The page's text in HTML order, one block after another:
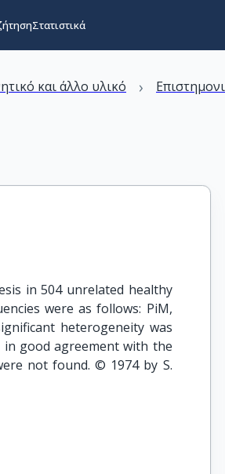
Στατιστικά
και άλλο υλικό ›
in 504 unrelated healthy
were as follows: PiM,
heterogeneity was
good agreement with the
not found. © 1974 by S.